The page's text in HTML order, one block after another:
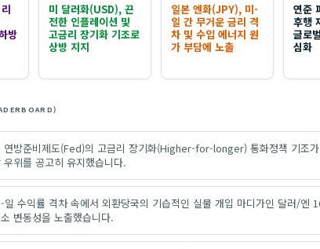
방
미 달러화(USD), 끈
전한 인플레이션 및
고금리 장기화 기조로
상방 지지
일본 엔화(JPY), 미-
일 간 무거운 금리 격
차 및 수입 에너지 원
가 부담에 노출
연준
후행
글로
심화
연방준비제도(Fed)의 고금리 장기화(Higher-for-longer) 통화정책 기조
우위를 공고히 유지했습니다.
일 수익률 격차 속에서 외환당국의 기습적인 실물 개입 마디가인 달러/엔
변동성을 노출했습니다.